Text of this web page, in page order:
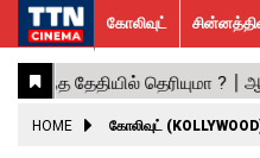
கோலிவுட்
சின்னத்திரை
பாலிவுட்
ஹாலிவுட்
அக்கம்
பக்கம்
ஸ்பெஷல்
ஸ்டோரீஸ்
விமர்சனம்
GALLERY
ACTRESS
VIDEOS
What’s
Hot
Trending
News
கோலிவுட்
HOME கோலிவுட்